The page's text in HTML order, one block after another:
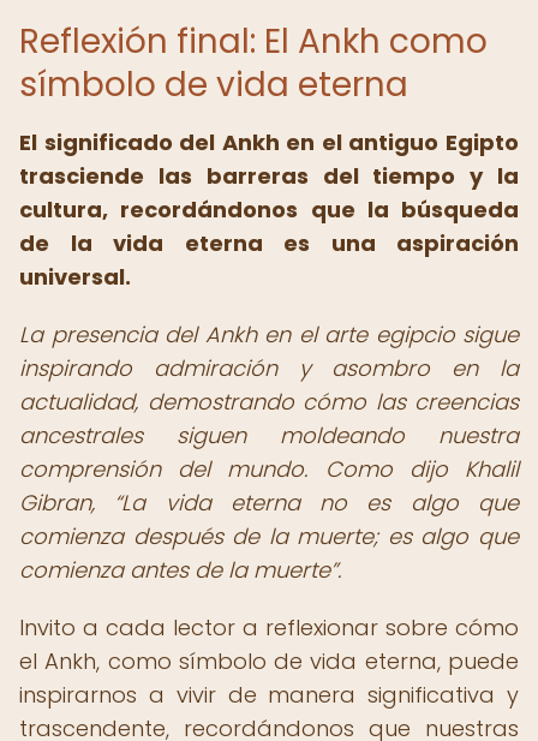
Reflexión final: El Ankh como
símbolo de vida eterna
El significado del Ankh en el antiguo Egipto
trasciende las barreras del tiempo y la
cultura, recordándonos que la búsqueda
de la vida eterna es una aspiración
universal.
La presencia del Ankh en el arte egipcio sigue
inspirando admiración y asombro en la
actualidad, demostrando cómo las creencias
ancestrales siguen moldeando nuestra
comprensión del mundo. Como dijo Khalil
Gibran,
La vida eterna no es algo que
comienza después de la muerte; es algo que
comienza antes de la muerte .
Invito a cada lector a reflexionar sobre cómo
el Ankh, como símbolo de vida eterna, puede
inspirarnos a vivir de manera significativa y
trascendente, recordándonos que nuestras